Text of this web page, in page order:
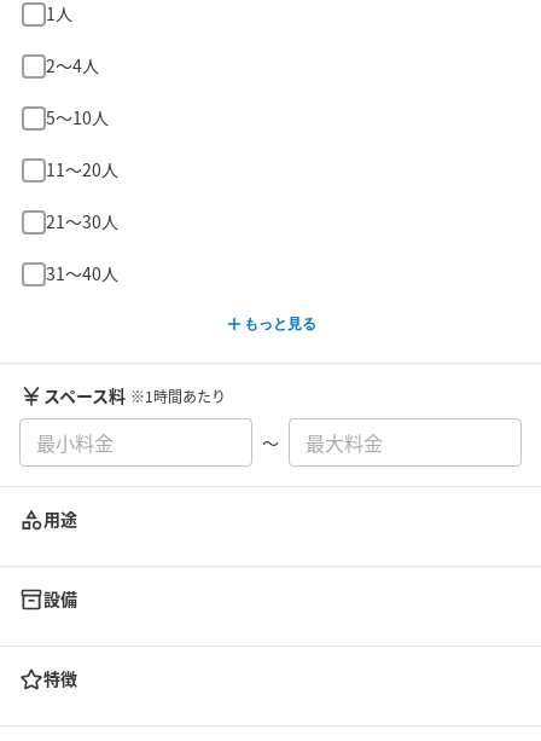
1人
2〜4人
5〜10人
11〜20人
21〜30人
31〜40人
もっと見る
スペース料 ※1時間あたり
〜
用途
設備
特徴